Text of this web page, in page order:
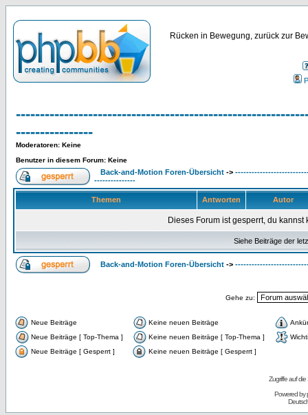
Rücken in Bewegung, zurück zur
----------------
Moderatoren: Keine
Benutzer in diesem Forum: Keine
Back-and-Motion Foren-Übersicht ->
---------------
Themen Antworten Autor
Dieses Forum ist gesperrt, du
Siehe Beiträge der
Back-and-Motion Foren-Übersicht ->
Gehe zu:
Neue Beiträge Keine neuen Beiträge
Neue Beiträge [ Top-Thema ]
Keine neuen Beiträge [ Top-Thema ]
Neue Beiträge [ Gesperrt ]
Keine neuen Beiträge [ Gesperrt ]
Zugriffe auf
Powered by